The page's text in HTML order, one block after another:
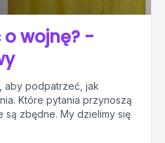
wojnę? -
aby podpatrzeć, jak
Które pytania przynoszą
zbędne. My dzielimy się